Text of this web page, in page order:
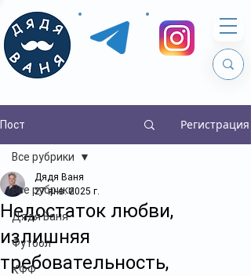
Пост Регистрация
Все рубрики
Дядя Ваня
Футбол
КФФ
Все рубрики
Недостаток любви,
излишняя
требовательность,
Дядя Ваня
27 янв. 2025 г.